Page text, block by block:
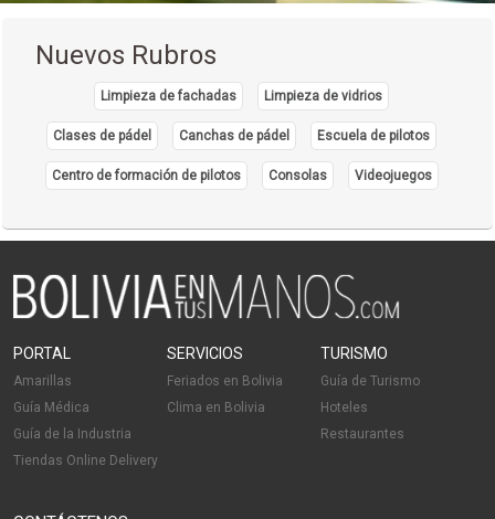
Nuevos Rubros
Limpieza de fachadas Limpieza de vidrios
Clases de pádel Canchas de pádel Escuela de pilotos
Centro de formación de pilotos Consolas Videojuegos
PORTAL
Amarillas
Guía Médica
Guía de la Industria
Tiendas Online Delivery
SERVICIOS
Feriados en Bolivia
Clima en Bolivia
TURISMO
Guía de Turismo
Hoteles
Restaurantes